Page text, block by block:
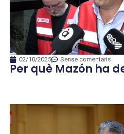
02/10/2025 Sense comentaris
Per què Mazón ha